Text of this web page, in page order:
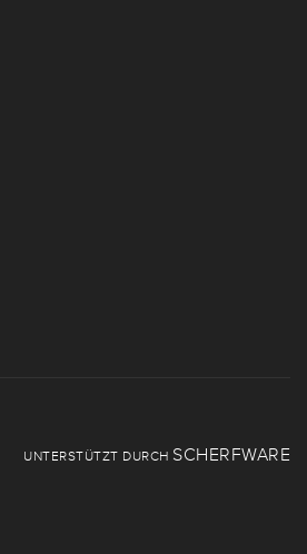
UNTERSTÜTZT DURCH SCHERFWARE